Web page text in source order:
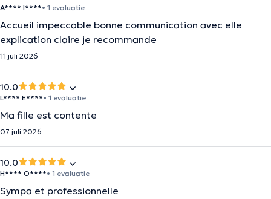
A**** I****• 1 evaluatie
Accueil impeccable bonne communication avec elle
explication claire je recommande
11 juli 2026
10.0
L**** E****• 1 evaluatie
Ma fille est contente
07 juli 2026
10.0
H**** O****• 1 evaluatie
Sympa et professionnelle